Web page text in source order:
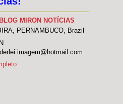
BLOG MIRON NOTÍCIAS
PERNAMBUCO, Brazil